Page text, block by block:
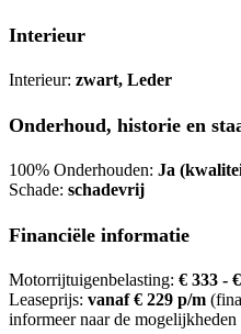
Interieur
Interieur: zwart, Leder
Onderhoud, historie en
100% Onderhouden: Ja
Schade: schadevrij
Financiële informatie
Motorrijtuigenbelasting: € 333 -
Leaseprijs: vanaf € 229 p/m
informeer naar de